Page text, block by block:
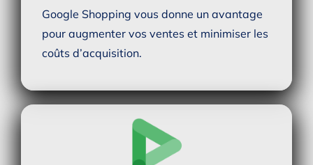
Google Shopping vous donne un avantage
pour augmenter vos ventes et minimiser les
coûts d’acquisition.